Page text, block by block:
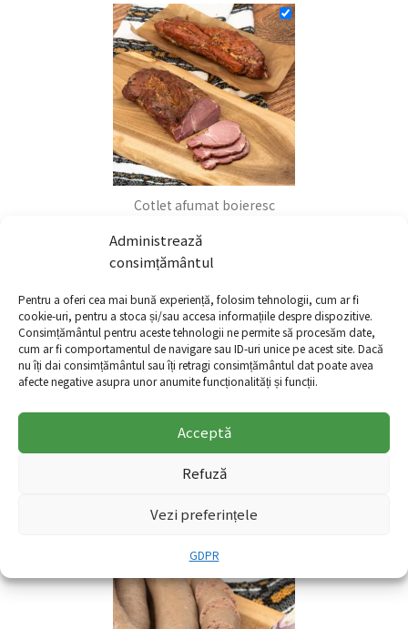
Administrează
consimțământul
Pentru a oferi cea mai bună experiență, folosim tehnologii, cum ar fi
cookie-uri, pentru a stoca și/sau accesa informațiile despre dispozitive.
Consimțământul pentru aceste tehnologii ne permite să procesăm date,
cum ar fi comportamentul de navigare sau ID-uri unice pe acest site. Dacă
nu îți dai consimțământul sau îți retragi consimțământul dat poate avea
afecte negative asupra unor anumite funcționalități și funcții.
Acceptă
Refuză
Vezi preferințele
GDPR
Cotlet afumat boieresc
+
Slaninuta afumata
13.60 lei–340.00lei